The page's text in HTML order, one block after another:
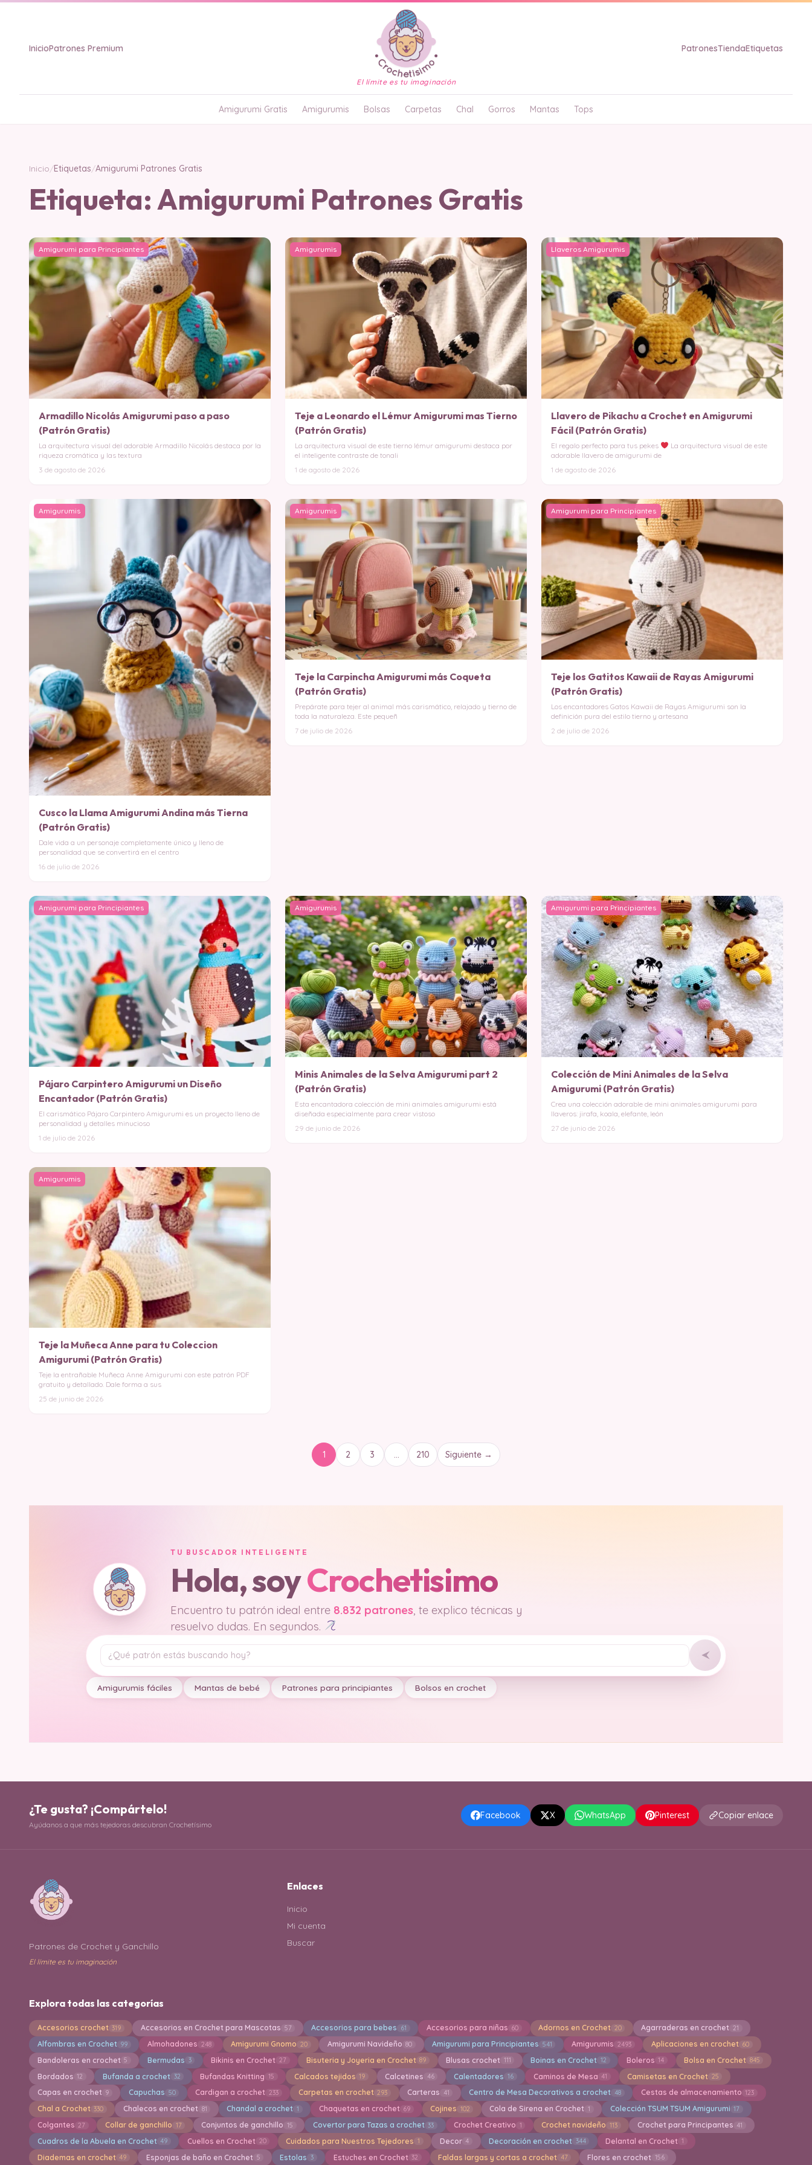
InicioPatrones Premium
El límite es tu imaginación
PatronesTiendaEtiquetas
Amigurumi Gratis Amigurumis Bolsas Carpetas Chal Gorros Mantas Tops
Inicio/Etiquetas/Amigurumi Patrones Gratis
Etiqueta:Amigurumi Patrones Gratis
Amigurumi para Principiantes
Armadillo Nicolás Amigurumi paso a paso
(Patrón Gratis)
La arquitectura visual del adorable Armadillo Nicolás destaca por la
riqueza cromática y las textura
3 de agosto de 2026
Amigurumis
Teje a Leonardo el Lémur Amigurumi mas Tierno
(Patrón Gratis)
La arquitectura visual de este tierno lémur amigurumi destaca por
el inteligente contraste de tonali
1 de agosto de 2026
Llaveros Amigurumis
Llavero de Pikachu a Crochet en Amigurumi
Fácil (Patrón Gratis)
El regalo perfecto para tus pekes
La arquitectura visual de este
adorable llavero de amigurumi de
1 de agosto de 2026
Amigurumis
Cusco la Llama Amigurumi Andina más Tierna
(Patrón Gratis)
Dale vida a un personaje completamente único y lleno de
personalidad que se convertirá en el centro
16 de julio de 2026
Amigurumis
Teje la Carpincha Amigurumi más Coqueta
(Patrón Gratis)
Prepárate para tejer al animal más carismático, relajado y tierno de
toda la naturaleza. Este pequeñ
7 de julio de 2026
Amigurumi para Principiantes
Teje los Gatitos Kawaii de Rayas Amigurumi
(Patrón Gratis)
Los encantadores Gatos Kawaii de Rayas Amigurumi son la
definición pura del estilo tierno y artesana
2 de julio de 2026
Amigurumi para Principiantes
Pájaro Carpintero Amigurumi un Diseño
Encantador (Patrón Gratis)
El carismático Pájaro Carpintero Amigurumi es un proyecto lleno de
personalidad y detalles minucioso
1 de julio de 2026
Amigurumis
Minis Animales de la Selva Amigurumi part 2
(Patrón Gratis)
Esta encantadora colección de mini animales amigurumi está
diseñada especialmente para crear vistoso
29 de junio de 2026
Amigurumi para Principiantes
Colección de Mini Animales de la Selva
Amigurumi (Patrón Gratis)
Crea una colección adorable de mini animales amigurumi para
llaveros: jirafa, koala, elefante, león
27 de junio de 2026
Amigurumis
Teje la Muñeca Anne para tu Coleccion
Amigurumi (Patrón Gratis)
Teje la entrañable Muñeca Anne Amigurumi con este patrón PDF
gratuito y detallado. Dale forma a sus
25 de junio de 2026
1 2 3 … 210 Siguiente →
TU BUSCADOR INTELIGENTE
Hola, soyCrochetisimo
Encuentro tu patrón ideal entre 8.832 patrones , te explico técnicas y
resuelvo dudas. En segundos.
Tu pregunta
Amigurumis fáciles Mantas de bebé Patrones para principiantes Bolsos en crochet
¿Te gusta? ¡Compártelo!
Ayúdanos a que más tejedoras descubran Crochetísimo
Facebook X WhatsApp Pinterest Copiar enlace
Patrones de Crochet y Ganchillo
El límite es tu imaginación
Enlaces
Inicio
Mi cuenta
Buscar
Explora todas las categorías
Accesorios crochet 319 Accesorios en Crochet para Mascotas 57 Accesorios para bebes 61 Accesorios para niñas 60 Adornos en Crochet 20 Agarraderas en crochet 21
Alfombras en Crochet 99 Almohadones 248 Amigurumi Gnomo 20 Amigurumi Navideño 80 Amigurumi para Principiantes 541 Amigurumis 2493 Aplicaciones en crochet 60
Bandoleras en crochet 5 Bermudas 3 Bikinis en Crochet 27 Bisuteria y Joyeria en Crochet 89 Blusas crochet 111 Boinas en Crochet 12 Boleros 14 Bolsa en Crochet 845
Bordados 12 Bufanda a crochet 32 Bufandas Knitting 15 Calcados tejidos 19 Calcetines 46 Calentadores 16 Caminos de Mesa 41 Camisetas en Crochet 25
Capas en crochet 9 Capuchas 50 Cardigan a crochet 233 Carpetas en crochet 293 Carteras 41 Centro de Mesa Decorativos a crochet 48 Cestas de almacenamiento 123
Chal a Crochet 330 Chalecos en crochet 81 Chandal a crochet 1 Chaquetas en crochet 69 Cojines 102 Cola de Sirena en Crochet 1 Colección TSUM TSUM Amigurumi 17
Colgantes 27 Collar de ganchillo 17 Conjuntos de ganchillo 15 Covertor para Tazas a crochet 33 Crochet Creativo 1 Crochet navideño 113 Crochet para Principantes 41
Cuadros de la Abuela en Crochet 49 Cuellos en Crochet 20 Cuidados para Nuestros Tejedores 1 Decor 4 Decoración en crochet 344 Delantal en Crochet 1
Diademas en crochet 49 Esponjas de baño en Crochet 5 Estolas 3 Estuches en Crochet 32 Faldas largas y cortas a crochet 47 Flores en crochet 156